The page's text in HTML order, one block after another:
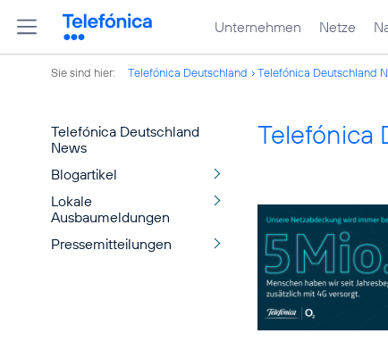
Unternehmen Netze
Sie sind hier: Telefónica Deutschland Telefónica Deutschland
Telefónica Deutschland
News
Blogartikel
Lokale
Ausbaumeldungen
Pressemitteilungen
Telefónica